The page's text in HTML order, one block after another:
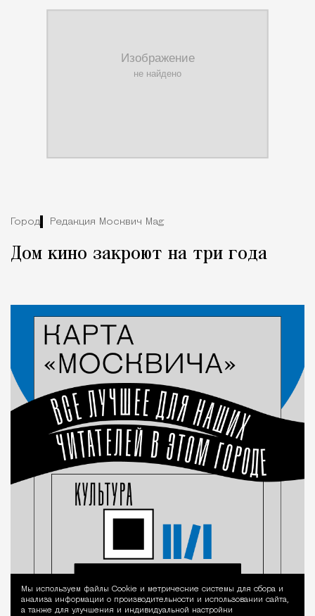
Город Редакция Москвич Mag
Дом кино закроют на три года
Уведомление
Мы используем файлы Сookie и метрические системы для сбора и
анализа информации о производительности и использовании сайта,
а также для улучшения и индивидуальной настройки